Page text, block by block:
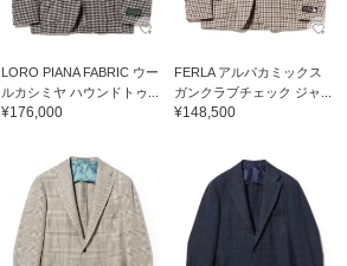
LORO PIANA FABRIC ウー
ルカシミヤ ハウンドトゥ...
¥176,000
FERLA アルパカミックス
ガンクラブチェック ジャ...
¥148,500